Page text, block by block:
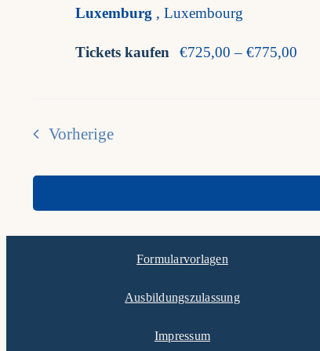
Luxemburg , Luxembourg
Tickets kaufen €725,00 – €775,00
Vorherige
Formularvorlagen
Ausbildungszulassung
Impressum